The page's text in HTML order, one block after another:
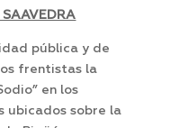
SAAVEDRA
pública y de
frentistas la
en los
ubicados sobre la